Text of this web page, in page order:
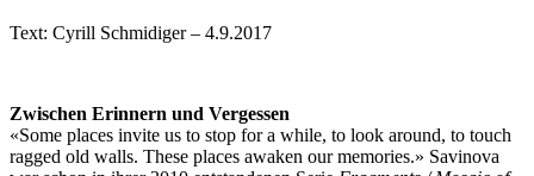
Text: Cyrill Schmidiger – 4.9.2017
Zwischen Erinnern und Vergessen
«Some places invite us to stop for a while, to look around, to touch
ragged old walls. These places awaken our memories.» Savinova